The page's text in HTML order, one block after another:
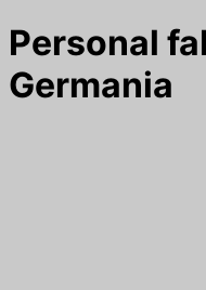
Personal
Germania